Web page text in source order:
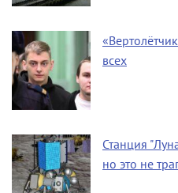
всех
Станция
но это не